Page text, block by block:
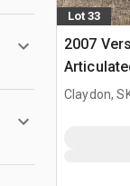
Lot 33
2007
Claydon,